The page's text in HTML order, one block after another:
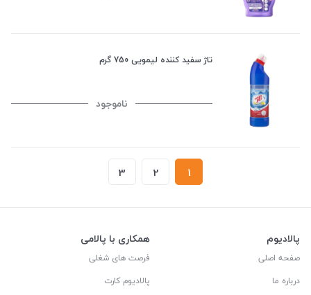
تاژ سفید کننده لیمویی 750 گرم
ناموجود
1
2
3
پالادیوم
صفحه اصلی
درباره ما
همکاری با پالامی
فرصت های شغلی
پالادیوم کارت